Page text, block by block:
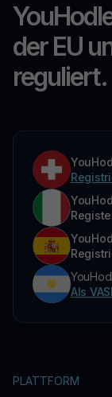
der EU
reguliert.
Als
PLATTFORM